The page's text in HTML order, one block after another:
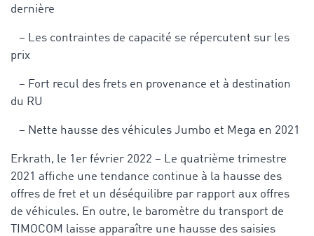
dernière
– Les contraintes de capacité se répercutent sur les
prix
– Fort recul des frets en provenance et à destination
du RU
– Nette hausse des véhicules Jumbo et Mega en 2021
Erkrath, le 1er février 2022 – Le quatrième trimestre
2021 affiche une tendance continue à la hausse des
offres de fret et un déséquilibre par rapport aux offres
de véhicules. En outre, le baromètre du transport de
TIMOCOM laisse apparaître une hausse des saisies